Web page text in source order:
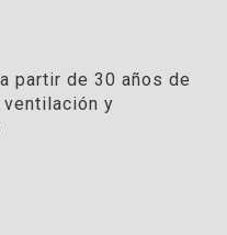
partir de 30 años de
y